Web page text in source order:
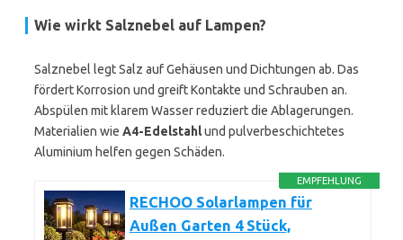
Wie wirkt Salznebel auf Lampen?
Salznebel legt Salz auf Gehäusen und Dichtungen ab. Das
fördert Korrosion und greift Kontakte und Schrauben an.
Abspülen mit klarem Wasser reduziert die Ablagerungen.
Materialien wie A4-Edelstahlund pulverbeschichtetes
Aluminium helfen gegen Schäden.
EMPFEHLUNG
RECHOO Solarlampen für
Außen Garten 4 Stück,